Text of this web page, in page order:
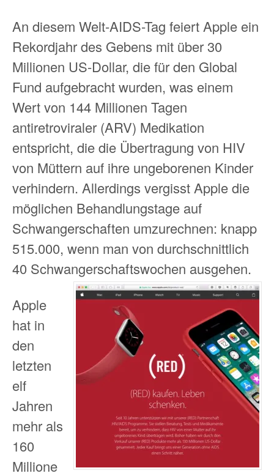
An diesem Welt-AIDS-Tag feiert Apple ein
Rekordjahr des Gebens mit über 30
Millionen US-Dollar, die für den Global
Fund aufgebracht wurden, was einem
Wert von 144 Millionen Tagen
antiretroviraler (ARV) Medikation
entspricht, die die Übertragung von HIV
von Müttern auf ihre ungeborenen Kinder
verhindern. Allerdings vergisst Apple die
möglichen Behandlungstage auf
Schwangerschaften umzurechnen: knapp
515.000, wenn man von durchschnittlich
40 Schwangerschaftswochen ausgehen.
Apple
hat in
den
letzten
elf
Jahren
mehr als
160
Millione